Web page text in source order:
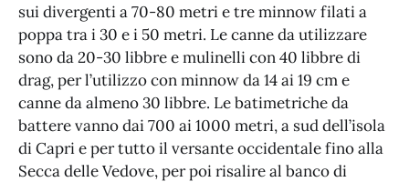
sui divergenti a 70-80 metri e tre minnow filati a
poppa tra i 30 e i 50 metri. Le canne da utilizzare
sono da 20-30 libbre e mulinelli con 40 libbre di
drag, per l’utilizzo con minnow da 14 ai 19 cm e
canne da almeno 30 libbre. Le batimetriche da
battere vanno dai 700 ai 1000 metri, a sud dell’isola
di Capri e per tutto il versante occidentale fino alla
Secca delle Vedove, per poi risalire al banco di